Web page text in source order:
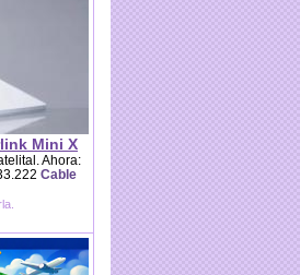
Mini X
Ahora:
Cable